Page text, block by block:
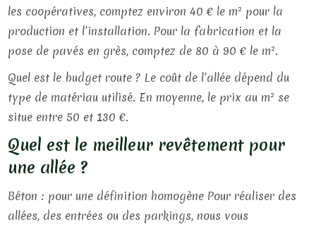
les coopératives, comptez environ 40 € le m² pour la
production et l’installation. Pour la fabrication et la
pose de pavés en grès, comptez de 80 à 90 € le m².
Quel est le budget route ? Le coût de l’allée dépend du
type de matériau utilisé. En moyenne, le prix au m² se
situe entre 50 et 130 €.
Quel est le meilleur revêtement pour
une allée ?
Béton : pour une définition homogène Pour réaliser des
allées, des entrées ou des parkings, nous vous